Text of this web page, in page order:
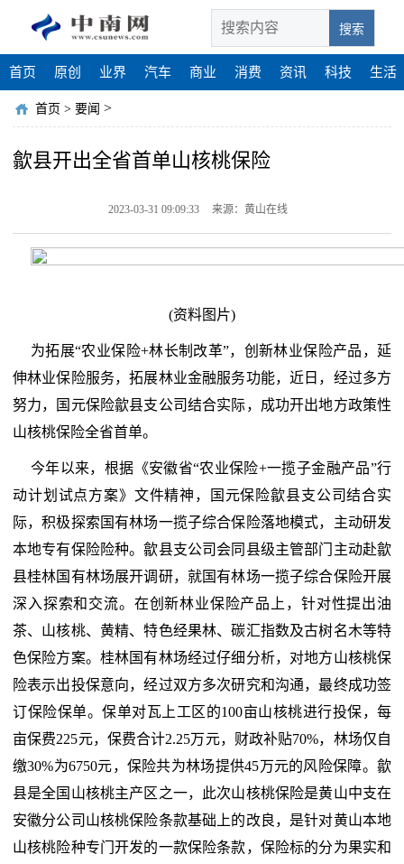
搜索
首页 原创 业界 汽车 商业 消费 资讯 科技 生活
首页 > 要闻 >
歙县开出全省首单山核桃保险
2023-03-31 09:09:33 来源：黄山在线
(资料图片)
为拓展“农业保险+林长制改革”，创新林业保险产品，延
伸林业保险服务，拓展林业金融服务功能，近日，经过多方
努力，国元保险歙县支公司结合实际，成功开出地方政策性
山核桃保险全省首单。
今年以来，根据《安徽省“农业保险+一揽子金融产品”行
动计划试点方案》文件精神，国元保险歙县支公司结合实
际，积极探索国有林场一揽子综合保险落地模式，主动研发
本地专有保险险种。歙县支公司会同县级主管部门主动赴歙
县桂林国有林场展开调研，就国有林场一揽子综合保险开展
深入探索和交流。在创新林业保险产品上，针对性提出油
茶、山核桃、黄精、特色经果林、碳汇指数及古树名木等特
色保险方案。桂林国有林场经过仔细分析，对地方山核桃保
险表示出投保意向，经过双方多次研究和沟通，最终成功签
订保险保单。保单对瓦上工区的100亩山核桃进行投保，每
亩保费225元，保费合计2.25万元，财政补贴70%，林场仅自
缴30%为6750元，保险共为林场提供45万元的风险保障。歙
县是全国山核桃主产区之一，此次山核桃保险是黄山中支在
安徽分公司山核桃保险条款基础上的改良，是针对黄山本地
山核桃险种专门开发的一款保险条款，保险标的分为果实和